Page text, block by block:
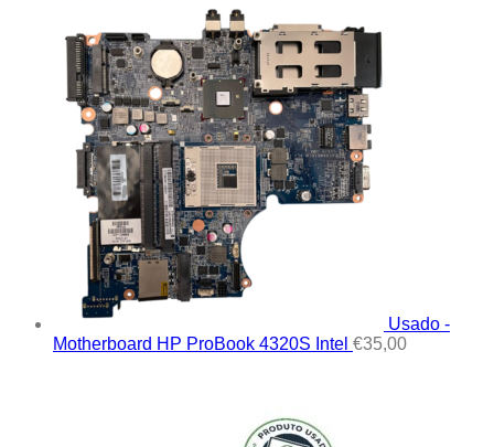
Usado -
Motherboard HP ProBook 4320S Intel €35,00